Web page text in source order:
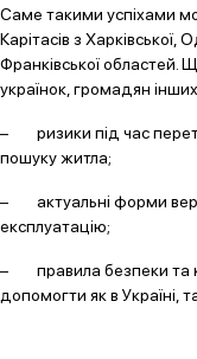
Саме такими успіхами
Карітасів з Харківської,
Франківської областей.
українок, громадян
– ризики під час
пошуку житла;
– актуальні форми
експлуатацію;
– правила безпеки та
допомогти як в Україні,